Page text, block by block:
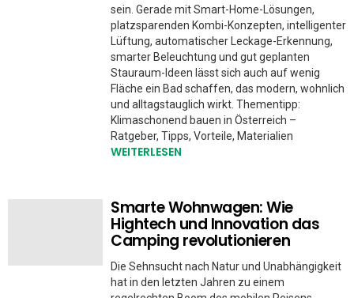
sein. Gerade mit Smart-Home-Lösungen,
platzsparenden Kombi-Konzepten, intelligenter
Lüftung, automatischer Leckage-Erkennung,
smarter Beleuchtung und gut geplanten
Stauraum-Ideen lässt sich auch auf wenig
Fläche ein Bad schaffen, das modern, wohnlich
und alltagstauglich wirkt. Thementipp:
Klimaschonend bauen in Österreich –
Ratgeber, Tipps, Vorteile, Materialien
WEITERLESEN
Smarte Wohnwagen: Wie
Hightech und Innovation das
Camping revolutionieren
Die Sehnsucht nach Natur und Unabhängigkeit
hat in den letzten Jahren zu einem